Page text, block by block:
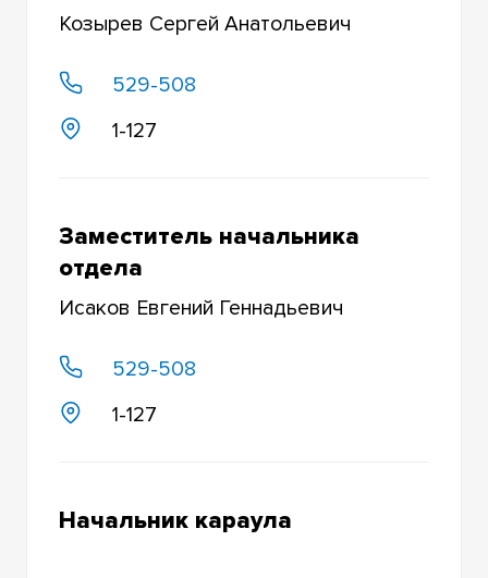
Козырев Сергей Анатольевич
529-508
1-127
Заместитель начальника
отдела
Исаков Евгений Геннадьевич
529-508
1-127
Начальник караула